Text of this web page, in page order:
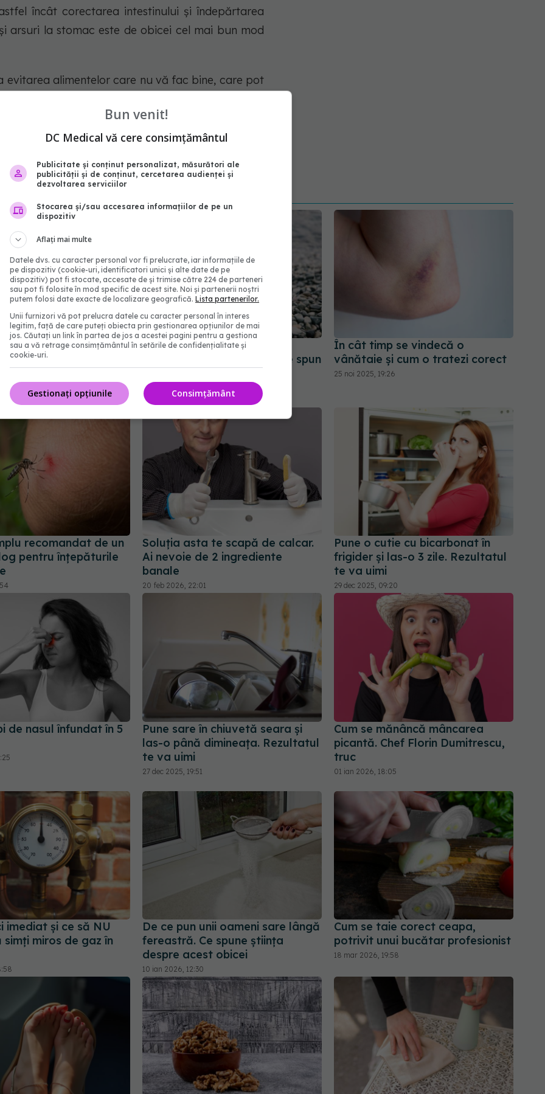
încât corectarea intestinului și îndepărtarea
arsuri la stomac este de obicei cel mai bun mod
evitarea alimentelor care nu vă fac bine, care pot
iuți și vinul.
pe care să NU le mai
pe ușa frigiderului
Cum să scapi corect de
calusurile de pe picioare. Ce spun
26 apr 2026, 19:00
În cât timp se vindecă o
vânătaie și cum o tratezi corect
25 noi 2025, 19:26
recomandat de un
pentru înțepăturile
Soluția asta te scapă de calcar.
Ai nevoie de 2 ingrediente
banale
20 feb 2026, 22:01
Pune o cutie cu bicarbonat în
frigider și las-o 3 zile. Rezultatul
te va uimi
29 dec 2025, 09:20
de nasul înfundat în 5
Pune sare în chiuvetă seara și
las-o până dimineața. Rezultatul
te va uimi
27 dec 2025, 19:51
Cum se mănâncă mâncarea
picantă. Chef Florin Dumitrescu,
truc
01 ian 2026, 18:05
imediat și ce să NU
miros de gaz în
De ce pun unii oameni sare lângă
fereastră. Ce spune știința
despre acest obicei
10 ian 2026, 12:30
Cum se taie corect ceapa,
potrivit unui bucătar profesionist
18 mar 2026, 19:58
Bun venit!
DC Medical vă cere consimțământul
Publicitate și conținut personalizat, măsurători ale
publicității și de conținut, cercetarea audienței și
dezvoltarea serviciilor
Stocarea și/sau accesarea informațiilor de pe un
dispozitiv
Aflați mai multe
Datele dvs. cu caracter personal vor fi prelucrate, iar informațiile de
pe dispozitiv (cookie-uri, identificatori unici și alte date de pe
dispozitiv) pot fi stocate, accesate de și trimise către 224 de parteneri
sau pot fi folosite în mod specific de acest site. Noi și partenerii noștri
putem folosi date exacte de localizare geografică. Lista partenerilor.
Unii furnizori vă pot prelucra datele cu caracter personal în interes
legitim, față de care puteți obiecta prin gestionarea opțiunilor de mai
jos. Căutați un link în partea de jos a acestei pagini pentru a gestiona
sau a vă retrage consimțământul în setările de confidențialitate și
cookie-uri.
Consimțământ
Gestionați opțiunile